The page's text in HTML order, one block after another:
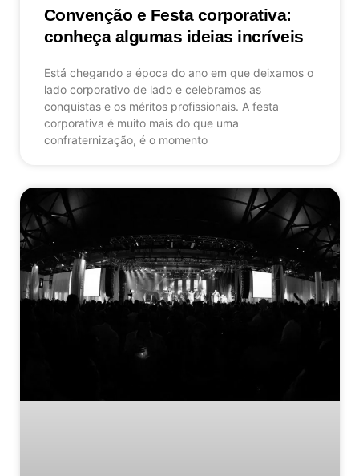
Convenção e Festa corporativa:
conheça algumas ideias incríveis
Está chegando a época do ano em que deixamos o
lado corporativo de lado e celebramos as
conquistas e os méritos profissionais. A festa
corporativa é muito mais do que uma
confraternização, é o momento